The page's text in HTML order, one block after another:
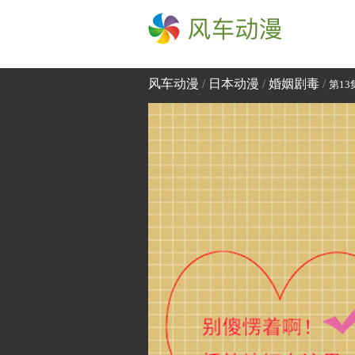
风车动漫
风车动漫 / 日本动漫 /婚姻剧毒 / 第13